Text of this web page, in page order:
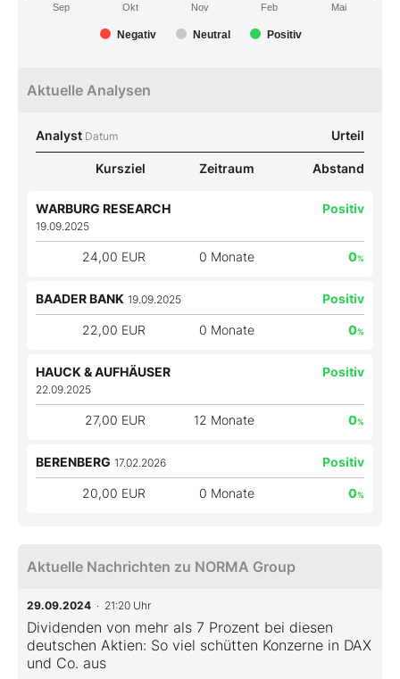
Negativ Neutral Positiv
Sep Okt Nov Feb Mai
Aktuelle Analysen
Analyst Datum Urteil
Kursziel Zeitraum Abstand
WARBURG RESEARCH
19.09.2025
Positiv
24,00 EUR 0 Monate 0%
BAADER BANK 19.09.2025 Positiv
22,00 EUR 0 Monate 0%
HAUCK & AUFHÄUSER
22.09.2025
Positiv
27,00 EUR 12 Monate 0%
BERENBERG 17.02.2026 Positiv
20,00 EUR 0 Monate 0%
Aktuelle Nachrichten zu NORMA Group
29.09.2024 · 21:20 Uhr
Dividenden von mehr als 7 Prozent bei diesen
deutschen Aktien: So viel schütten Konzerne in DAX
und Co. aus